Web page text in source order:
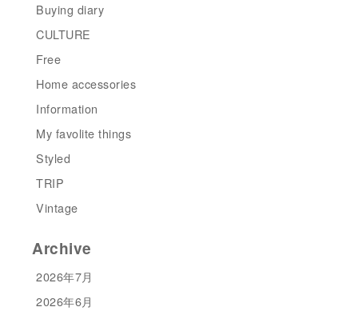
Buying diary
CULTURE
Free
Home accessories
Information
My favolite things
Styled
TRIP
Vintage
Archive
2026年7月
2026年6月